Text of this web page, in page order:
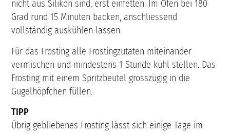
nicht aus Silikon sind, erst einfetten. Im Ofen bei 180
Grad rund 15 Minuten backen, anschliessend
vollständig auskühlen lassen.
Für das Frosting alle Frostingzutaten miteinander
vermischen und mindestens 1 Stunde kühl stellen. Das
Frosting mit einem Spritzbeutel grosszügig in die
Gugelhöpfchen füllen.
TIPP
Übrig gebliebenes Frosting lässt sich einige Tage im